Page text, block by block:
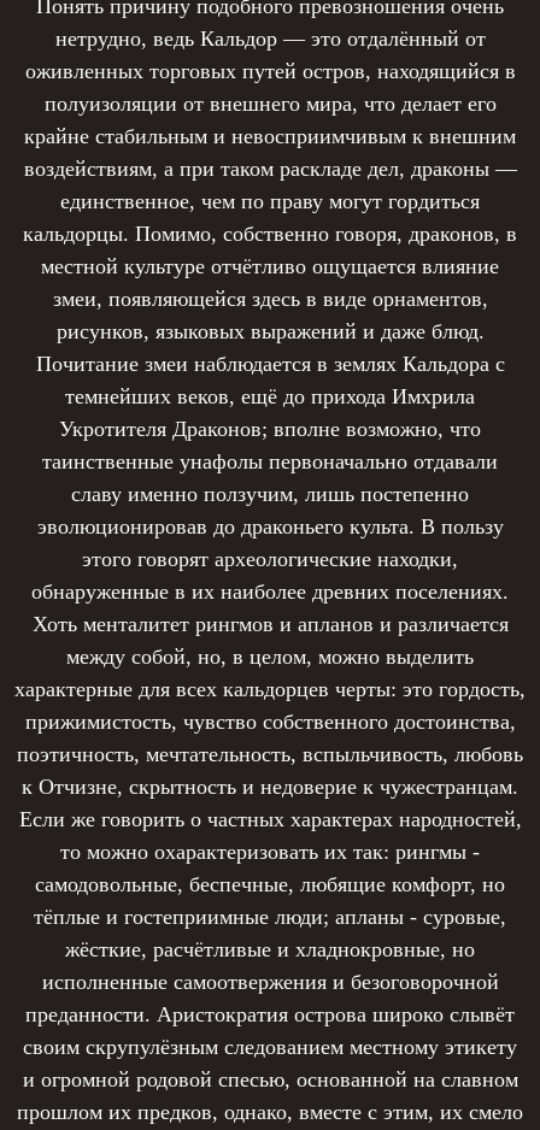
Понять причину подобного превозношения очень
нетрудно, ведь Кальдор — это отдалённый от
оживленных торговых путей остров, находящийся в
полуизоляции от внешнего мира, что делает его
крайне стабильным и невосприимчивым к внешним
воздействиям, а при таком раскладе дел, драконы —
единственное, чем по праву могут гордиться
кальдорцы. Помимо, собственно говоря, драконов, в
местной культуре отчётливо ощущается влияние
змеи, появляющейся здесь в виде орнаментов,
рисунков, языковых выражений и даже блюд.
Почитание змеи наблюдается в землях Кальдора с
темнейших веков, ещё до прихода Имхрила
Укротителя Драконов; вполне возможно, что
таинственные унафолы первоначально отдавали
славу именно ползучим, лишь постепенно
эволюционировав до драконьего культа. В пользу
этого говорят археологические находки,
обнаруженные в их наиболее древних поселениях.
Хоть менталитет рингмов и апланов и различается
между собой, но, в целом, можно выделить
характерные для всех кальдорцев черты: это гордость,
прижимистость, чувство собственного достоинства,
поэтичность, мечтательность, вспыльчивость, любовь
к Отчизне, скрытность и недоверие к чужестранцам.
Если же говорить о частных характерах народностей,
то можно охарактеризовать их так: рингмы -
самодовольные, беспечные, любящие комфорт, но
тёплые и гостеприимные люди; апланы - суровые,
жёсткие, расчётливые и хладнокровные, но
исполненные самоотвержения и безоговорочной
преданности. Аристократия острова широко слывёт
своим скрупулёзным следованием местному этикету
и огромной родовой спесью, основанной на славном
прошлом их предков, однако, вместе с этим, их смело